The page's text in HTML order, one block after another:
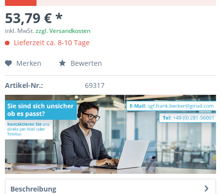
53,79 € *
inkl. MwSt.zzgl. Versandkosten
Lieferzeit ca. 8-10 Tage
Merken Bewerten
Artikel-Nr.: 69317
Beschreibung